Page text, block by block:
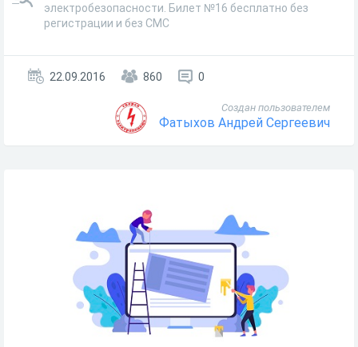
электробезопасности. Билет №16 бесплатно без
регистрации и без СМС
22.09.2016 860 0
Создан пользователем
Фатыхов Андрей Сергеевич